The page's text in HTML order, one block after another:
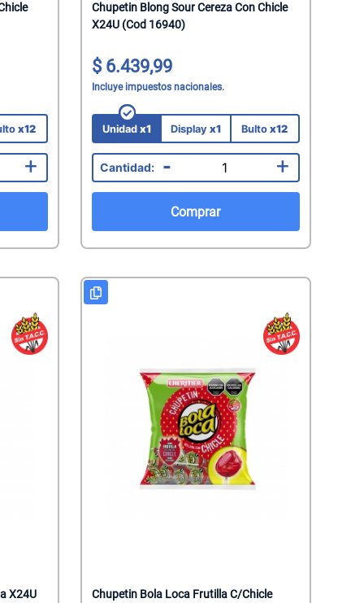
x12
+
Chupetin Blong Sour Cereza Con Chicle
X24U (Cod 16940)
6.439,99
Incluye impuestos nacionales.
Unidadx1 Display x1 Bultox12
- +
Comprar
X24U
Chupetin Bola Loca Frutilla C/Chicle